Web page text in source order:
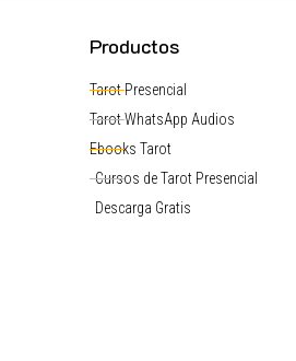
Productos
Tarot Presencial
Tarot WhatsApp Audios
Ebooks Tarot
Cursos de Tarot Presencial
Descarga Gratis